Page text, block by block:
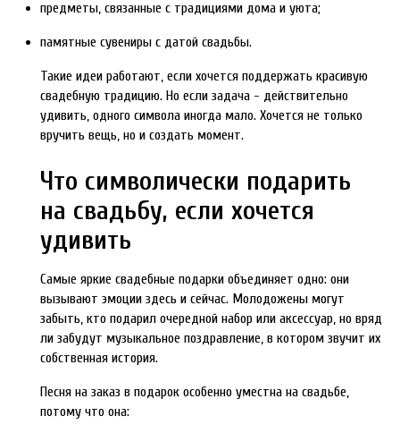
предметы, связанные с традициями дома и уюта;
памятные сувениры с датой свадьбы.
Такие идеи работают, если хочется поддержать красивую
свадебную традицию. Но если задача - действительно
удивить, одного символа иногда мало. Хочется не только
вручить вещь, но и создать момент.
Что символически подарить
на свадьбу, если хочется
удивить
Самые яркие свадебные подарки объединяет одно: они
вызывают эмоции здесь и сейчас. Молодожены могут
забыть, кто подарил очередной набор или аксессуар, но вряд
ли забудут музыкальное поздравление, в котором звучит их
собственная история.
Песня на заказ в подарок особенно уместна на свадьбе,
потому что она: